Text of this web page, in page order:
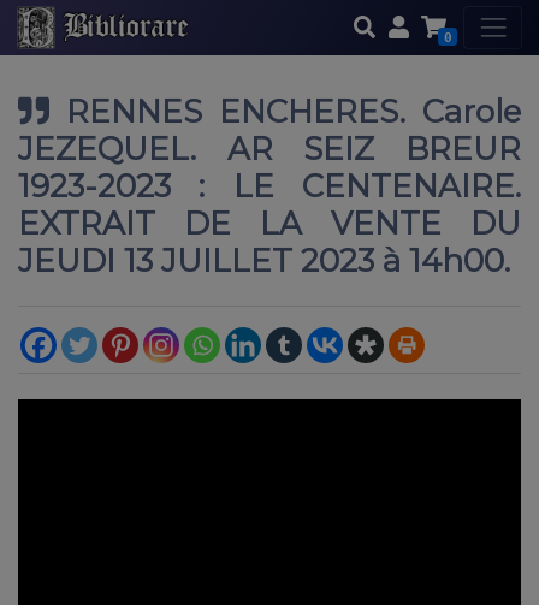
0
RENNES ENCHERES. Carole
JEZEQUEL. AR SEIZ BREUR
1923-2023 : LE CENTENAIRE.
EXTRAIT DE LA VENTE DU
JEUDI 13 JUILLET 2023 à 14h00.